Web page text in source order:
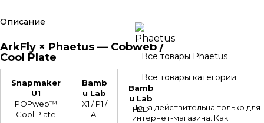
Описание
ArkFly × Phaetus — Cobweb /
Cool Plate
Snapmaker
U1
POPweb™
Cool Plate
Bamb
u Lab
X1 / P1 /
A1
Bamb
u Lab
H2D
Все товары Phaetus
Все товары категории
Цена действительна только для
интернет-магазина. Как